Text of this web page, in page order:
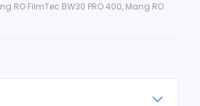
RO FilmTec BW30 PRO 400, Mang RO